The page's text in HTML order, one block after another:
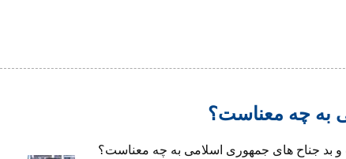
به چه معناست؟
ستيز”ى، ستيز با روشنگريست(٣) خوب و بد جناح هاى جمهورى اسلامى به چه معناست؟